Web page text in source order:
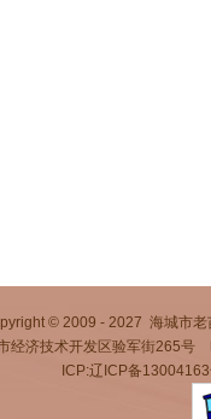
© 2009 - 2027 海城市
经济技术开发区验军街265
ICP:辽ICP备